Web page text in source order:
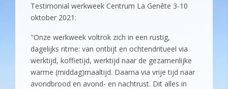
Testimonial werkweek Centrum La Genête 3-10
oktober 2021:
"Onze werkweek voltrok zich in een rustig,
dagelijks ritme: van ontbijt en ochtendritueel via
werktijd, koffietijd, werktijd naar de gezamenlijke
warme (middag)maaltijd. Daarna via vrije tijd naar
avondbrood en avond- en nachtrust. Dit alles in